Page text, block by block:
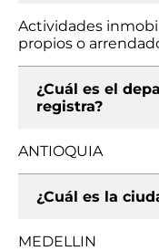
Actividades
propios o
¿Cuál es el
registra?
ANTIOQUIA
¿Cuál es la
MEDELLIN